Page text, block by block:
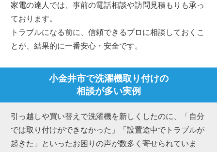
家電の達人では、事前の電話相談や訪問見積もりも承っ
ております。
トラブルになる前に、信頼できるプロに相談しておくこ
とが、結果的に一番安心・安全です。
小金井市で洗濯機取り付けの
相談が多い実例
引っ越しや買い替えで洗濯機を新しくしたのに、「自分
では取り付けができなかった」「設置途中でトラブルが
起きた」といったお困りの声が数多く寄せられていま